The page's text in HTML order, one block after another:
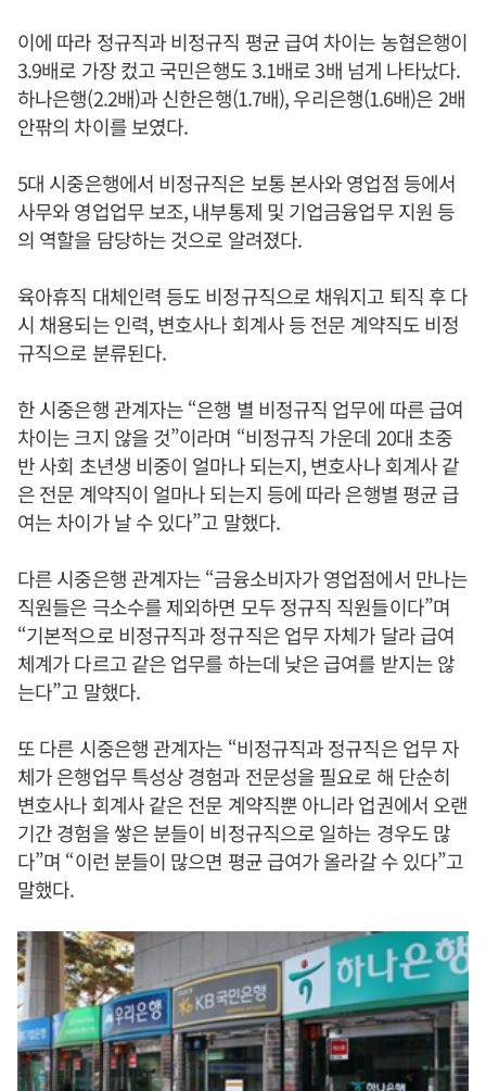
이에 따라 정규직과 비정규직 평균 급여 차이는 농협은행이
3.9배로 가장 컸고 국민은행도 3.1배로 3배 넘게 나타났다.
하나은행(2.2배)과 신한은행(1.7배), 우리은행(1.6배)은 2배
안팎의 차이를 보였다.
5대 시중은행에서 비정규직은 보통 본사와 영업점 등에서
사무와 영업업무 보조, 내부통제 및 기업금융업무 지원 등
의 역할을 담당하는 것으로 알려졌다.
육아휴직 대체인력 등도 비정규직으로 채워지고 퇴직 후 다
시 채용되는 인력, 변호사나 회계사 등 전문 계약직도 비정
규직으로 분류된다.
한 시중은행 관계자는 “은행 별 비정규직 업무에 따른 급여
차이는 크지 않을 것”이라며 “비정규직 가운데 20대 초중
반 사회 초년생 비중이 얼마나 되는지, 변호사나 회계사 같
은 전문 계약직이 얼마나 되는지 등에 따라 은행별 평균 급
여는 차이가 날 수 있다”고 말했다.
다른 시중은행 관계자는 “금융소비자가 영업점에서 만나는
직원들은 극소수를 제외하면 모두 정규직 직원들이다”며
“기본적으로 비정규직과 정규직은 업무 자체가 달라 급여
체계가 다르고 같은 업무를 하는데 낮은 급여를 받지는 않
는다”고 말했다.
또 다른 시중은행 관계자는 “비정규직과 정규직은 업무 자
체가 은행업무 특성상 경험과 전문성을 필요로 해 단순히
변호사나 회계사 같은 전문 계약직뿐 아니라 업권에서 오랜
기간 경험을 쌓은 분들이 비정규직으로 일하는 경우도 많
다”며 “이런 분들이 많으면 평균 급여가 올라갈 수 있다”고
말했다.